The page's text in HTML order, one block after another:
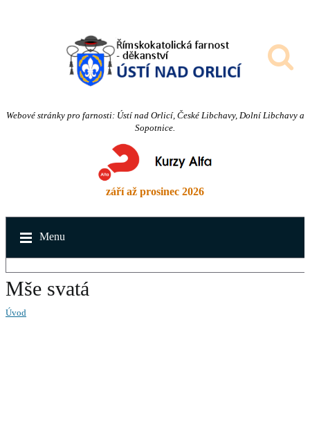
Webové stránky pro farnosti: Ústí nad Orlicí, České Libchavy, Dolní Libchavy a
Sopotnice.
září až prosinec 2026
Menu
Mše svatá
Úvod